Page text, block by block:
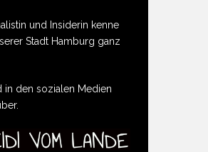
und Insiderin kenne
Stadt Hamburg ganz
in den sozialen Medien